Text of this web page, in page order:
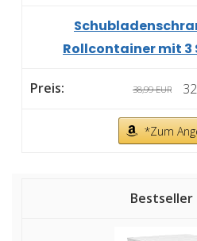
Rollcontainer mit 3
38,99 EUR
*Zum